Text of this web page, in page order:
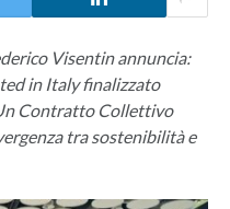
Visentin annuncia:
in Italy finalizzato
Contratto Collettivo
tra sostenibilità e